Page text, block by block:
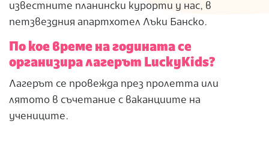
известните планински курорти у нас, в
петзвездния апартхотел Лъки Банско.
По кое време на годината се
организира лагерът LuckyKids?
Лагерът се провежда през пролетта или
лятото в съчетание с ваканциите на
учениците.